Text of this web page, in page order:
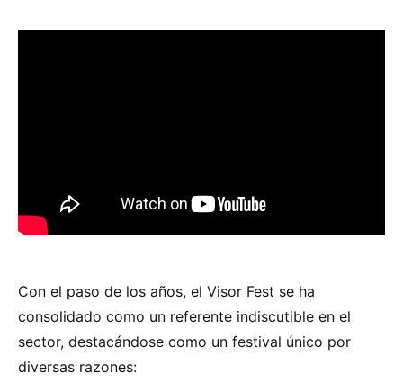
Con el paso de los años, el Visor Fest se ha
consolidado como un referente indiscutible en el
sector, destacándose como un festival único por
diversas razones: